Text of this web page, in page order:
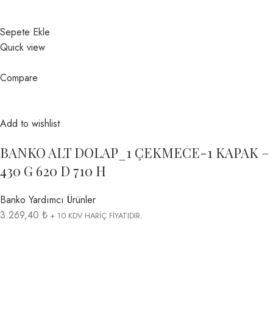
Sepete Ekle
Quick view
Compare
Add to wishlist
BANKO ALT DOLAP_1 ÇEKMECE-1 KAPAK –
430 G 620 D 710 H
Banko Yardımcı Ürünler
3.269,40 ₺ + 10 KDV HARİÇ FİYATIDIR.